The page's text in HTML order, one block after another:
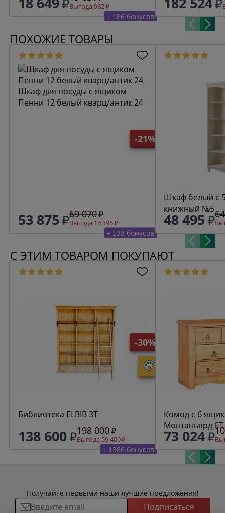
Выгода 982
+ 186 бонусов
ПОХОЖИЕ ТОВАРЫ
-21%
Шкаф для посуды с ящиком
Пенни 12 белый кварц/антик 24
53 875 69 070
Выгода 15 195
+ 538 бонусов
Шкаф белый с
книжный №5
48 495
С ЭТИМ ТОВАРОМ ПОКУПАЮТ
-30%
Библиотека ELBIB 3T
138 600 198 000
Выгода 59 400
+ 1386 бонусов
Комод с 6
Монтаньярд 6T
73 024
Получайте первыми наши лучшие предложения!
Подписаться